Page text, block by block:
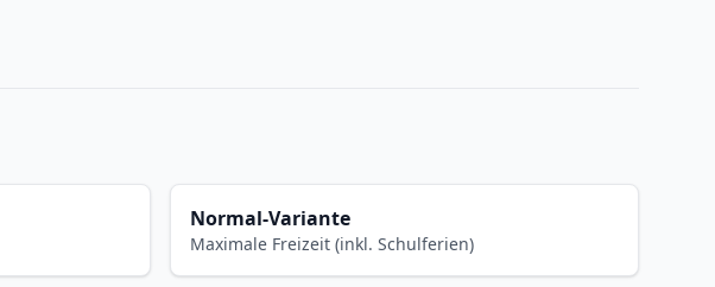
Normal-Variante
Maximale Freizeit (inkl. Schulferien)